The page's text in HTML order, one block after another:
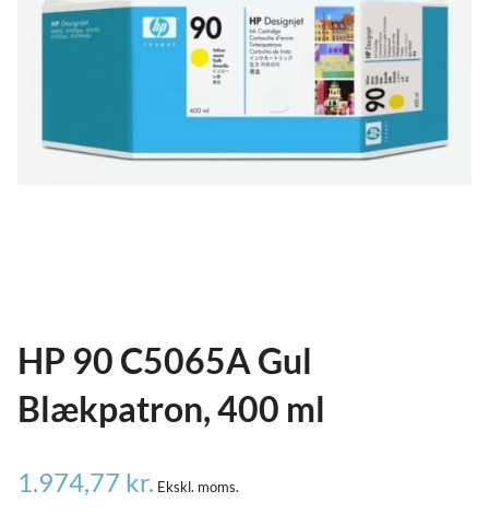
HP 90 C5065A Gul
Blækpatron, 400 ml
1.974,77 kr. Ekskl. moms.